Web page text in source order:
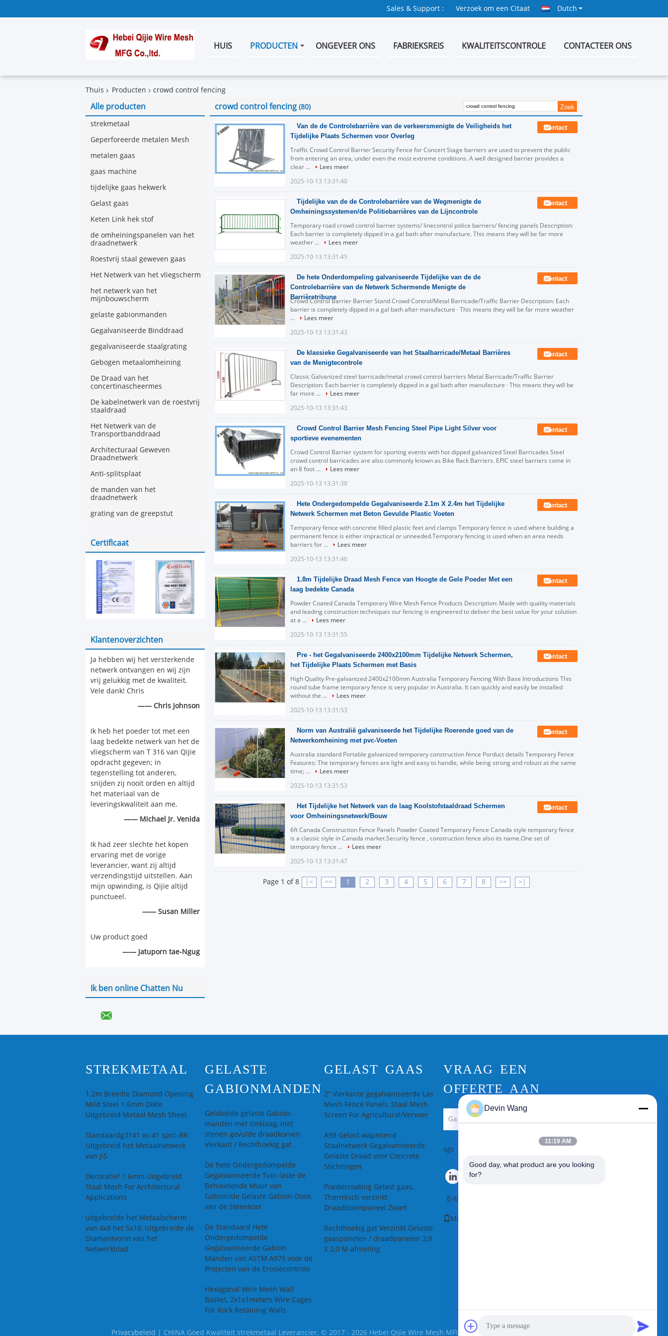
Sales & Support : Verzoek om een Citaat Dutch
HUIS PRODUCTEN ONGEVEER ONS FABRIEKSREIS KWALITEITSCONTROLE CONTACTEER ONS
Thuis Producten crowd control fencing
Alle producten
strekmetaal
Geperforeerde metalen Mesh
metalen gaas
gaas machine
tijdelijke gaas hekwerk
Gelast gaas
Keten Link hek stof
de omheiningspanelen van het
draadnetwerk
Roestvrij staal geweven gaas
Het Netwerk van het vliegscherm
het netwerk van het
mijnbouwscherm
gelaste gabionmanden
Gegalvaniseerde Binddraad
gegalvaniseerde staalgrating
Gebogen metaalomheining
De Draad van het
concertinascheermes
De kabelnetwerk van de roestvrij
staaldraad
Het Netwerk van de
Transportbanddraad
Architecturaal Geweven
Draadnetwerk
Anti-splitsplaat
de manden van het
draadnetwerk
grating van de greepstut
Certificaat
Klantenoverzichten
Ja hebben wij het versterkende
netwerk ontvangen en wij zijn
vrij gelukkig met de kwaliteit.
Vele dank! Chris
—— Chris Johnson
Ik heb het poeder tot met een
laag bedekte netwerk van het de
vliegscherm van T 316 van Qijie
opdracht gegeven; in
tegenstelling tot anderen,
snijden zij nooit orden en altijd
het materiaal van de
leveringskwaliteit aan me.
—— Michael Jr. Venida
Ik had zeer slechte het kopen
ervaring met de vorige
leverancier, want zij altijd
verzendingstijd uitstellen. Aan
mijn opwinding, is Qijie altijd
punctueel.
—— Susan Miller
Uw product goed
—— Jatuporn tae-Ngug
Ik ben online Chatten Nu
crowd control fencing (80)
Van de de Controlebarrière van de verkeersmenigte de Veiligheids het
Tijdelijke Plaats Schermen voor Overleg
Contact
Traffic Crowd Control Barrier Security Fence for Concert Stage barriers are used to prevent the public
from entering an area, under even the most extreme conditions. A well designed barrier provides a
clear ...
Lees meer
2025-10-13 13:31:40
Tijdelijke van de de Controlebarrière van de Wegmenigte de
Omheiningssystemen/de Politiebarrières van de Lijncontrole
Contact
Temporary road crowd control barrier systems/ linecontrol police barriers/ fencing panels Description:
Each barrier is completely dipped in a gal bath after manufacture. This means they will be far more
weather ...
Lees meer
2025-10-13 13:31:45
De hete Onderdompeling galvaniseerde Tijdelijke van de de
Controlebarrière van de Netwerk Schermende Menigte de
Barrièretribune
Contact
Crowd Control Barrier Barrier Stand Crowd Control/Metal Barricade/Traffic Barrier Description: Each
barrier is completely dipped in a gal bath after manufacture · This means they will be far more weather
...
Lees meer
2025-10-13 13:31:43
De klassieke Gegalvaniseerde van het Staalbarricade/Metaal Barrières
van de Menigtecontrole
Contact
Classic Galvanized steel barricade/metal crowd control barriers Metal Barricade/Traffic Barrier
Description: Each barrier is completely dipped in a gal bath after manufacture · This means they will be
far more ...
Lees meer
2025-10-13 13:31:43
Crowd Control Barrier Mesh Fencing Steel Pipe Light Silver voor
sportieve evenementen
Contact
Crowd Control Barrier system for sporting events with hot dipped galvanized Steel Barricades Steel
crowd control barricades are also commonly known as Bike Rack Barriers. EPIC steel barriers come in
an 8 foot ...
Lees meer
2025-10-13 13:31:38
Hete Ondergedompelde Gegalvaniseerde 2.1m X 2.4m het Tijdelijke
Netwerk Schermen met Beton Gevulde Plastic Voeten
Contact
Temporary fence with concrete filled plastic feet and clamps Temporary fence is used where building a
permanent fence is either impractical or unneeded.Temporary fencing is used when an area needs
barriers for ...
Lees meer
2025-10-13 13:31:46
1.8m Tijdelijke Draad Mesh Fence van Hoogte de Gele Poeder Met een
laag bedekte Canada
Contact
Powder Coated Canada Temporary Wire Mesh Fence Products Description: Made with quality materials
and leading construction techniques our fencing is engineered to deliver the best value for your solution
at a ...
Lees meer
2025-10-13 13:31:55
Pre - het Gegalvaniseerde 2400x2100mm Tijdelijke Netwerk Schermen,
het Tijdelijke Plaats Schermen met Basis
Contact
High Quality Pre-galvanized 2400x2100mm Australia Temporary Fencing With Base Introductions This
round tube frame temporary fence is very popular in Australia. It can quickly and easily be installed
without the ...
Lees meer
2025-10-13 13:31:53
Norm van Australië galvaniseerde het Tijdelijke Roerende goed van de
Netwerkomheining met pvc-Voeten
Contact
Australia standard Portable galvanized temporary construction fence Porduct details Temporary Fence
Features: The temporary fences are light and easy to handle, while being strong and robust at the same
time; ...
Lees meer
2025-10-13 13:31:53
Het Tijdelijke het Netwerk van de laag Koolstofstaaldraad Schermen
voor Omheiningsnetwerk/Bouw
Contact
6ft Canada Construction Fence Panels Powder Coated Temporary Fence Canada style temporary fence
is a classic style in Canada market.Security fence , construction fence also its name.One set of
temporary fence ...
Lees meer
2025-10-13 13:31:47
Page 1 of 8 |< << 1 2 3 4 5 6 7 8 >> >|
STREKMETAAL
1.2m Breedte Diamond Opening
Mild Steel 1.6mm Dikte
Uitgebreid Metaal Mesh Sheet
Standaardg3141 xs-41 spcc-BR
Uitgebreid het Metaalnetwerk
van JIS
Decoratief 1.6mm Uitgebreid
Staal Mesh For Architectural
Applications
uitgebreide het Metaalscherm
van 4x8 het 5x10, Uitgebreide de
Diamantvorm van het
Netwerkblad
GELASTE
GABIONMANDEN
Gelabelde gelaste Gabion-
manden met zinklaag, met
stenen gevulde draadkorven
Vierkant / Rechthoekig gat
De hete Ondergedompelde
Gegalvaniseerde Tuin laste de
Behoudende Muur van
Gabion/de Gelaste Gabion-Doos
van de Steenkooi
De Standaard Hete
Ondergedompelde
Gegalvaniseerde Gabion
Manden van ASTM A975 voor de
Projecten van de Erosiecontrole
Hexagonal Wire Mesh Wall
Basket, 2x1x1meters Wire Cages
For Rock Retaining Walls
GELAST GAAS
2“ Vierkante gegalvaniseerde Las
Mesh Fence Panels, Staal Mesh
Screen For Agricultural/Vervoer
A98 Gelast wapenend
Staalnetwerk Gegalvaniseerde
Gelaste Draad voor Concrete
Stichtingen
Poedercoating Gelast gaas,
Thermisch verzinkt
Draadboompaneel Zwart
Rechthoekig gat Verzinkt Gelaste
gaaspanelen / draadpanelen 2,9
X 2,0 M-afmeting
VRAAG EEN
OFFERTE AAN
sgs
E-Mail
Mobiele site
Privacybeleid | CHINA Goed Kwaliteit strekmetaal Leverancier. © 2017 - 2026 Hebei Qijie Wire Mesh MFG Co., Ltd. All Rights Reserved.
Devin Wang
11:19 AM
Good day, what product are you looking
for?